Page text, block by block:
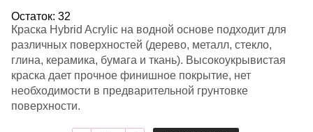
Остаток: 32
Краска Hybrid Acrylic на водной основе подходит для
различных поверхностей (дерево, металл, стекло,
глина, керамика, бумага и ткань). Высокоукрывистая
краска дает прочное финишное покрытие, нет
необходимости в предварительной грунтовке
поверхности.